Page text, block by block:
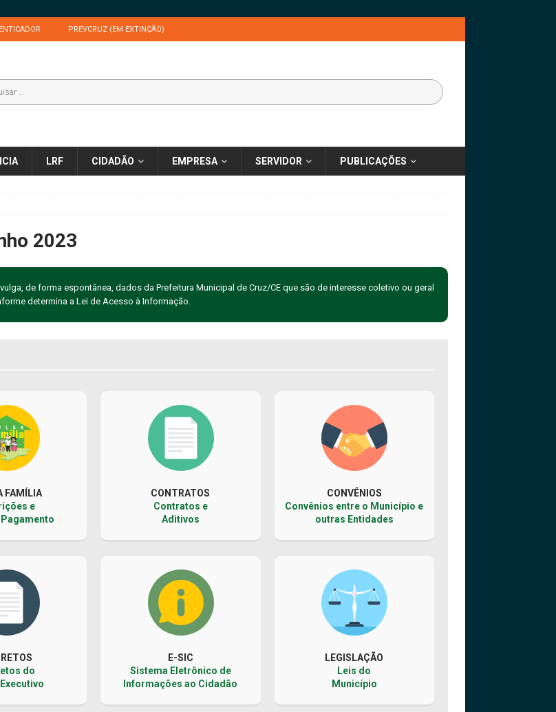
PREVCRUZ (EM EXTINÇÃO)
LRF CIDADÃO EMPRESA SERVIDOR PUBLICAÇÕES
2023
de forma espontânea, dados da Prefeitura Municipal de Cruz/CE que são de interesse coletivo ou geral
determina a Lei de Acesso à Informação.
FAMÍLIA
e
Pagamento
do
CONTRATOS
Contratos e
Aditivos
E-SIC
Sistema Eletrônico de
Informações ao Cidadão
CONVÊNIOS
Convênios entre o Município e
outras Entidades
LEGISLAÇÃO
Leis do
Município